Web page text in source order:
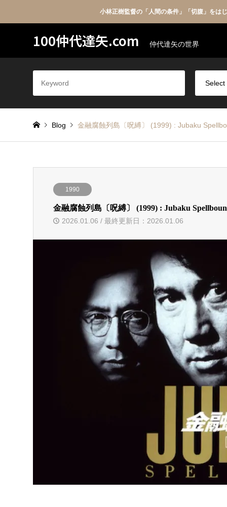
小林正樹監督の「人間の条件」「切腹」をは
100仲代達矢.com 仲代達矢の世界
Blog 金融腐蝕列島〔呪縛〕 (1999) : Jubaku
1990
金融腐蝕列島〔呪縛〕 (1999) : Jubaku
2026.01.06 / 最終更新日：2026.01.06